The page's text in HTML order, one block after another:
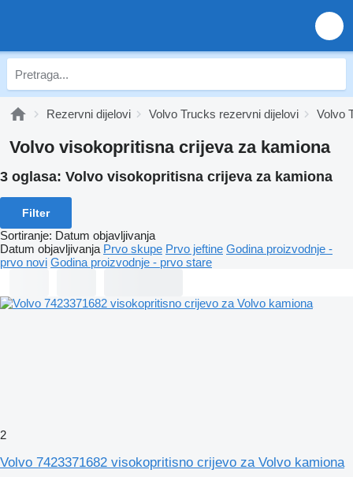
Rezervni dijelovi Volvo Trucks rezervni dijelovi Volvo
Volvo visokopritisna crijeva za kamiona
3 oglasa: Volvo visokopritisna crijeva za kamiona
Filter
Sortiranje: Datum objavljivanja
Datum objavljivanja Prvo skupe Prvo jeftine Godina proizvodnje -
prvo novi Godina proizvodnje - prvo stare
2
Volvo 7423371682 visokopritisno crijevo za Volvo kamiona